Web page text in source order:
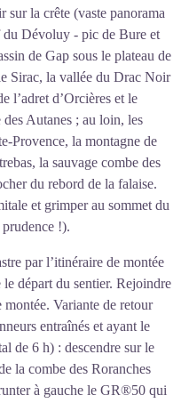
sur la crête (vaste panorama
du Dévoluy - pic de Bure et
de Gap sous le plateau de
Sirac, la vallée du Drac Noir
l’adret d’Orcières et le
Autanes ; au loin, les
Provence, la montagne de
la sauvage combe des
du rebord de la falaise.
et grimper au sommet du
prudence !).
par l’itinéraire de montée
départ du sentier. Rejoindre
Variante de retour
entraînés et ayant le
de 6 h) : descendre sur le
la combe des Roranches
à gauche le GR®50 qui